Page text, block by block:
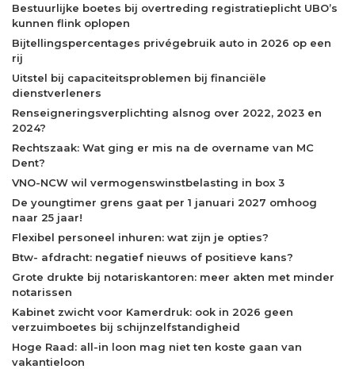
Bestuurlijke boetes bij overtreding registratieplicht UBO’s
kunnen flink oplopen
Bijtellingspercentages privégebruik auto in 2026 op een
rij
Uitstel bij capaciteitsproblemen bij financiële
dienstverleners
Renseigneringsverplichting alsnog over 2022, 2023 en
2024?
Rechtszaak: Wat ging er mis na de overname van MC
Dent?
VNO-NCW wil vermogenswinstbelasting in box 3
De youngtimer grens gaat per 1 januari 2027 omhoog
naar 25 jaar!
Flexibel personeel inhuren: wat zijn je opties?
Btw- afdracht: negatief nieuws of positieve kans?
Grote drukte bij notariskantoren: meer akten met minder
notarissen
Kabinet zwicht voor Kamerdruk: ook in 2026 geen
verzuimboetes bij schijnzelfstandigheid
Hoge Raad: all-in loon mag niet ten koste gaan van
vakantieloon